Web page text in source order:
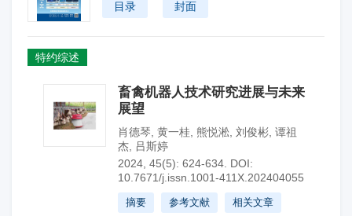
目录 封面
特约综述
畜禽机器人技术研究进展与未来
展望
肖德琴 黄一桂 熊悦淞 刘俊彬 谭祖
杰
吕斯婷
2024, 45(5): 624-634. DOI:
10.7671/j.issn.1001-411X.202404055
摘要 参考文献 相关文章